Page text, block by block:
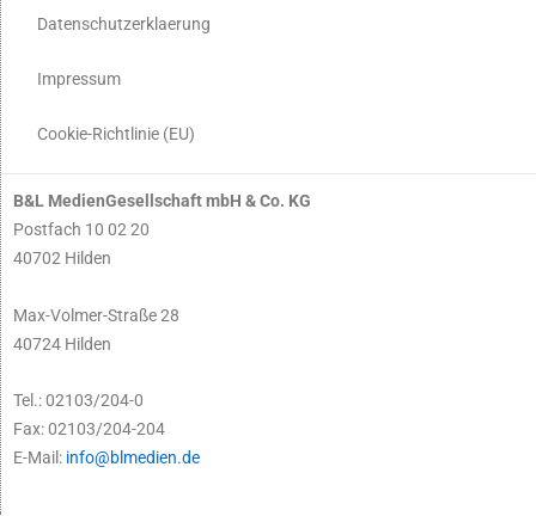
Datenschutzerklaerung
Impressum
Cookie-Richtlinie (EU)
B&L MedienGesellschaft mbH & Co. KG
Postfach 10 02 20
40702 Hilden
Max-Volmer-Straße 28
40724 Hilden
Tel.: 02103/204-0
Fax: 02103/204-204
E-Mail: info@blmedien.de